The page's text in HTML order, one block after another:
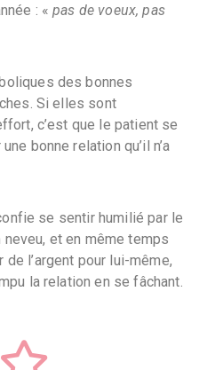
: « pas de voeux, pas
des bonnes
Si elles sont
c’est que le patient se
bonne relation qu’il n’a
se sentir humilié par le
et en même temps
l’argent pour lui-même,
la relation en se fâchant.